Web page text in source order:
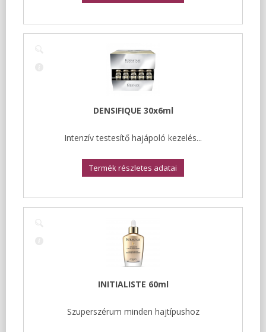
DENSIFIQUE 30x6ml
Intenzív testesítő hajápoló kezelés...
Termék részletes adatai
INITIALISTE 60ml
Szuperszérum minden hajtípushoz